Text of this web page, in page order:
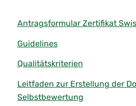
Antragsformular Zertifikat
Guidelines
Qualitätskriterien
Leitfaden zur Erstellung der
Selbstbewertung